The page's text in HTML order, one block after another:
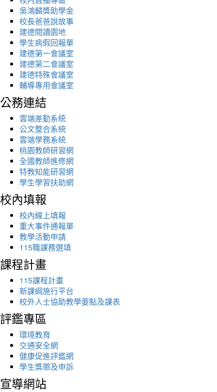
吳鴻麟獎助學金
校長爸爸說故事
建德閱讀園地
學生病假回報單
建德第一會議室
建德第二會議室
建德特殊會議室
輔導專用會議室
公務連結
雲端差勤系統
公文整合系統
雲端學務系統
桃園教師研習網
全國教師進修網
特教知能研習網
學生學習扶助網
校內填報
校內線上填報
重大事件通報單
教學活動申請
115職課務選填
課程計畫
115課程計畫
新課綱施行平台
校外人士協助教學要點及課表
評鑑專區
環境教育
交通安全網
健康促進評鑑網
學生獎懲及申訴
宣導網站